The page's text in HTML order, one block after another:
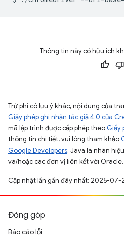
Thông tin này có hữu ích
Trừ phi có lưu ý khác, nội dung của
Giấy phép ghi nhận tác giả 4.0 của
mã lập trình được cấp phép theo Giấy
thông tin chi tiết, vui lòng tham khảo
Google Developers. Java là nhãn
và/hoặc các đơn vị liên kết với Oracle.
Cập nhật lần gần đây nhất: 2025-07-
Đóng góp
Báo cáo lỗi